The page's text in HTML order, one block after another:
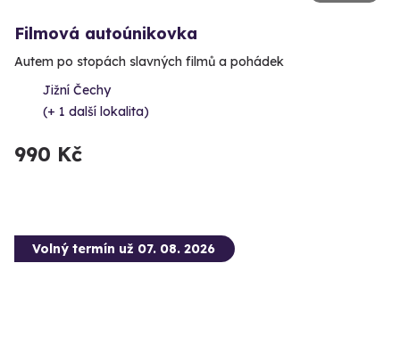
Filmová autoúnikovka
Autem po stopách slavných filmů a pohádek
Jižní Čechy
(+ 1 další lokalita)
990 Kč
Volný termín už 07. 08. 2026